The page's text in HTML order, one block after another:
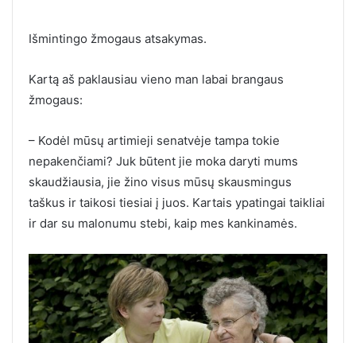
Išmintingo žmogaus atsakymas.
Kartą aš paklausiau vieno man labai brangaus
žmogaus:
– Kodėl mūsų artimieji senatvėje tampa tokie
nepakenčiami? Juk būtent jie moka daryti mums
skaudžiausia, jie žino visus mūsų skausmingus
taškus ir taikosi tiesiai į juos. Kartais ypatingai taikliai
ir dar su malonumu stebi, kaip mes kankinamės.